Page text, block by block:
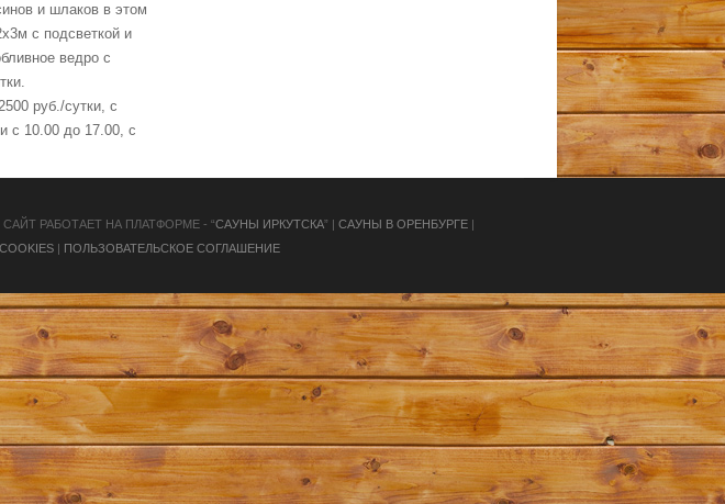
и шлаков в этом
с подсветкой и
ведро с
руб./сутки, с
с 10.00 до 17.00, с
САЙТ РАБОТАЕТ НА ПЛАТФОРМЕ - “САУНЫ ИРКУТСКА” | САУНЫ В ОРЕНБУРГЕ |
| ПОЛЬЗОВАТЕЛЬСКОЕ СОГЛАШЕНИЕ